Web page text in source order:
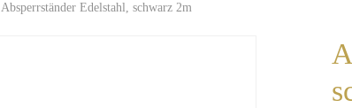
Absperrständer Edelstahl, schwarz 2m